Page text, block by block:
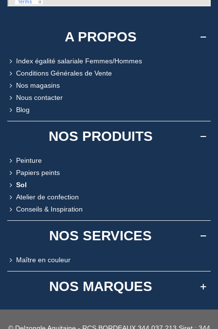
A PROPOS
Index égalité salariale Femmes/Hommes
Conditions Générales de Vente
Nos magasins
Nous contacter
Blog
NOS PRODUITS
Peinture
Papiers peints
Sol
Atelier de confection
Conseils & Inspiration
NOS SERVICES
Maître en couleur
NOS MARQUES